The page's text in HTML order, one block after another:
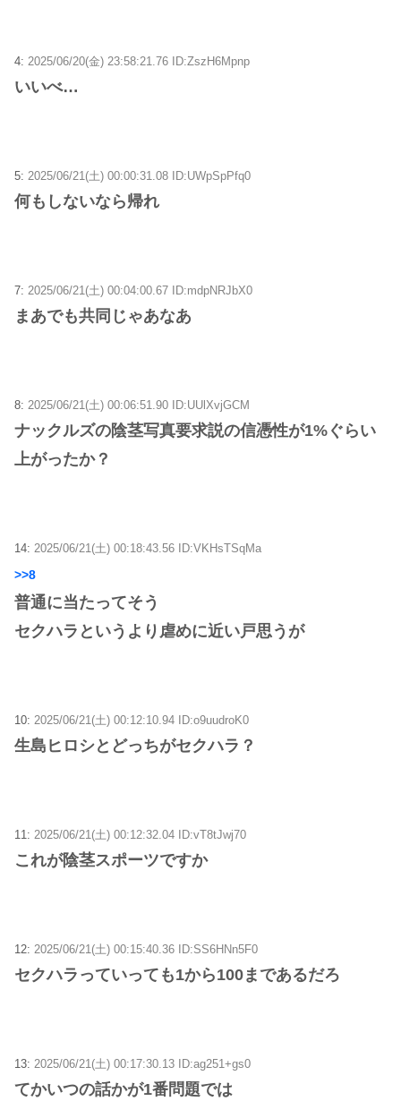
4: 2025/06/20(金) 23:58:21.76 ID:ZszH6Mpnp
いいべ…
5: 2025/06/21(土) 00:00:31.08 ID:UWpSpPfq0
何もしないなら帰れ
7: 2025/06/21(土) 00:04:00.67 ID:mdpNRJbX0
まあでも共同じゃあなあ
8: 2025/06/21(土) 00:06:51.90 ID:UUlXvjGCM
ナックルズの陰茎写真要求説の信憑性が1%ぐらい
上がったか？
14: 2025/06/21(土) 00:18:43.56 ID:VKHsTSqMa
>>8
普通に当たってそう
セクハラというより虐めに近い戸思うが
10: 2025/06/21(土) 00:12:10.94 ID:o9uudroK0
生島ヒロシとどっちがセクハラ？
11: 2025/06/21(土) 00:12:32.04 ID:vT8tJwj70
これが陰茎スポーツですか
12: 2025/06/21(土) 00:15:40.36 ID:SS6HNn5F0
セクハラっていっても1から100まであるだろ
13: 2025/06/21(土) 00:17:30.13 ID:ag251+gs0
てかいつの話かが1番問題では